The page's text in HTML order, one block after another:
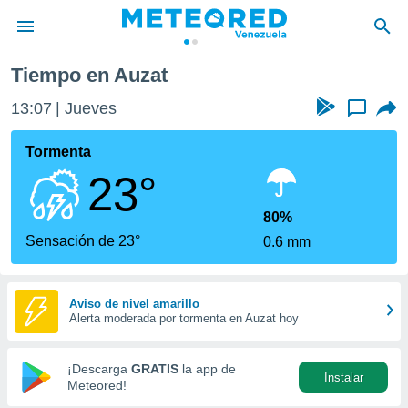
de
ha
para
que se
calidad.
a este
las
y
forma
digital
basada
Tiempo en Auzat
13:07 Jueves ...
Tormenta
23°
Sensación de 23°
80%
0.6 mm
Aviso de nivel amarillo
Alerta moderada por tormenta en Auzat hoy
¡Descarga GRATIS la app de
Meteored!
Instalar